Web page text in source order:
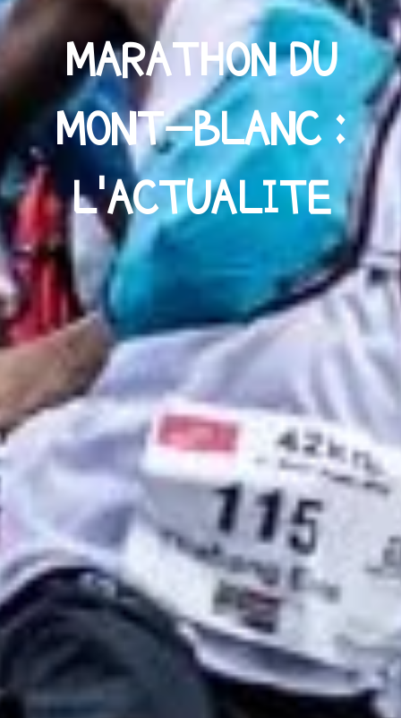
MARATHON DU
MONT-BLANC :
L'ACTUALITE